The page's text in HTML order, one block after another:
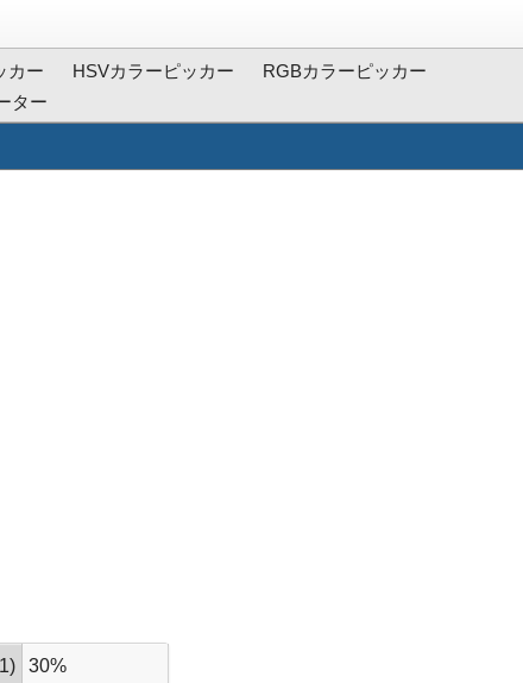
カー HSVカラーピッカー
RGBカラーピッカー
ター
30%